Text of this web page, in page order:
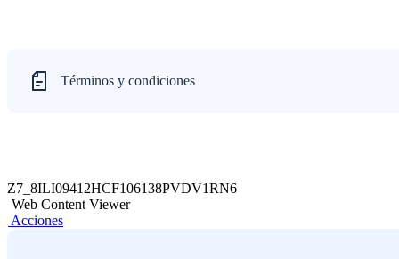
Términos y condiciones
Z7_8ILI09412HCF106138PVDV1RN6
Web Content Viewer
Acciones